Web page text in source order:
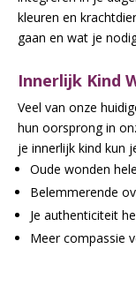
kleuren en
gaan en wat je
Innerlijk Kind
Veel van onze
hun oorsprong in
je innerlijk kind kun
Oude wonden
Belemmerende
Je authenticiteit
Meer compassie